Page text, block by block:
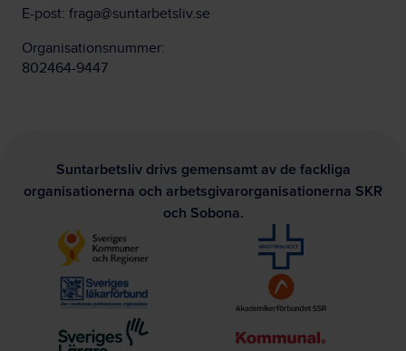
E-post: fraga@suntarbetsliv.se
Organisationsnummer:
802464-9447
Suntarbetsliv drivs gemensamt av de fackliga
organisationerna och arbetsgivarorganisationerna SKR
och Sobona.